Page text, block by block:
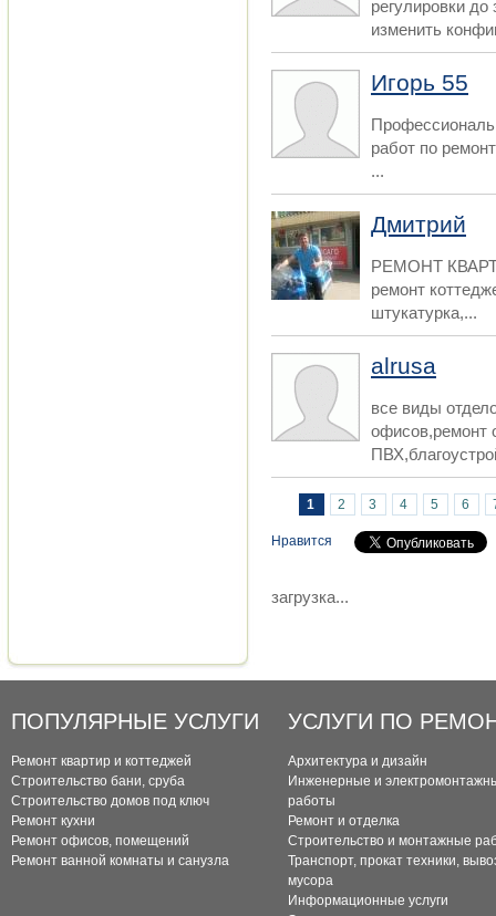
регулировки
изменить
Игорь 55
работ по
...
Дмитрий
РЕМОНТ
ремонт
штукатурка,...
alrusa
все виды
офисов,ремонт
Страницы
1 2 3 4 5 6
Нравится
загрузка...
ПОПУЛЯРНЫЕ УСЛУГИ
Ремонт квартир и коттеджей
Строительство бани, сруба
Строительство домов под ключ
Ремонт кухни
Ремонт офисов, помещений
Ремонт ванной комнаты и санузла
УСЛУГИ ПО
Архитектура и дизайн
Инженерные и
работы
Ремонт и отделка
Строительство и монтажные
Транспорт, прокат техники,
мусора
Информационные услуги